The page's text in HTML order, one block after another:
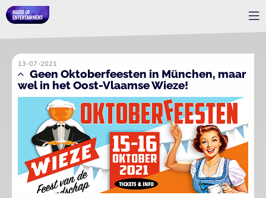
13-07-2021
Geen Oktoberfeesten in München, maar
wel in het Oost-Vlaamse Wieze!